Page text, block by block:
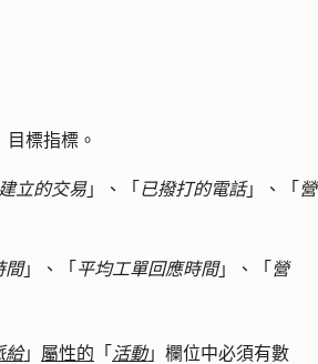
目標指標。
立的交易」、「 已撥打的電話」、「 營
間」、「 平均工單回應時間」、「 營
給」 屬性的 「 活動」欄位中必須有數